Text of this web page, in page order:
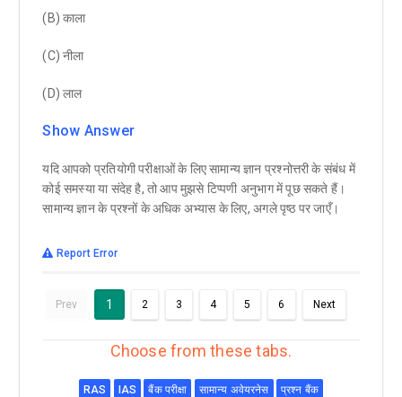
(B) काला
(C) नीला
(D) लाल
Show Answer
यदि आपको प्रतियोगी परीक्षाओं के लिए सामान्य ज्ञान प्रश्नोत्तरी के संबंध में
कोई समस्या या संदेह है, तो आप मुझसे टिप्पणी अनुभाग में पूछ सकते हैं।
सामान्य ज्ञान के प्रश्नों के अधिक अभ्यास के लिए, अगले पृष्ठ पर जाएँ।
Report Error
Prev 1 2 3 4 5 6 Next
Choose from these tabs.
RAS IAS बैंक परीक्षा सामान्य अवेयरनेस प्रश्न बैंक